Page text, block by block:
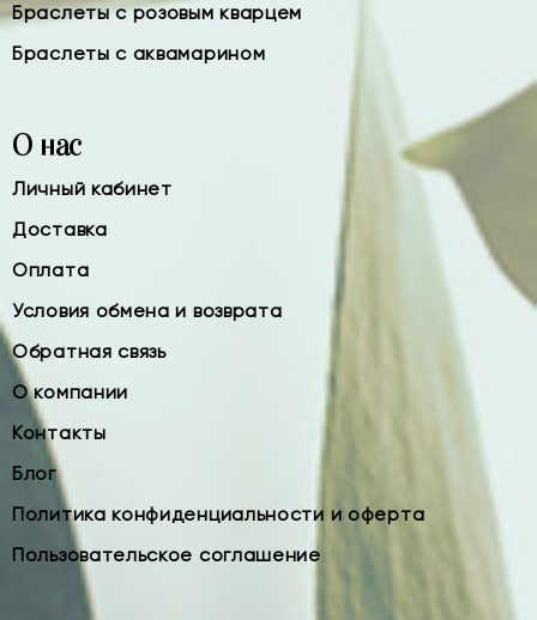
Браслеты с розовым кварцем
Браслеты с аквамарином
О нас
Личный кабинет
Доставка
Оплата
Условия обмена и возврата
Обратная связь
О компании
Контакты
Блог
Политика конфиденциальности и оферта
Пользовательское соглашение